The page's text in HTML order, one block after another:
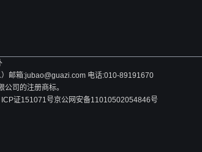
邮箱:jubao@guazi.com 电话:010-89191670
司的注册商标。
证151071号京公网安备11010502054846号